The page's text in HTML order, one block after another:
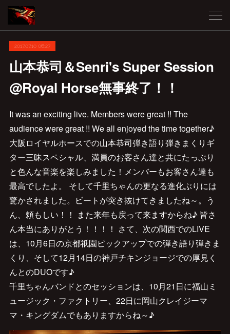
2017.07.10 06:27
山本恭司＆Senri's Super Session
@Royal Horse無事終了！！
It was an exciting live. Members were great !! The
audience were great !! We all enjoyed the time together♪
大阪ロイヤルホースでの山本恭司弾き語り弾きまくりギ
ター三昧スペシャル、満員のお客さん達と共にたっぷり
と色んな音楽を楽しみました！メンバーもお客さん達も
最高でしたよ。 そして千里ちゃんの更なる進化ぶりには
驚かされました。ビートが突き抜けてきましたね～。う
ん、頼もしい！！ また来年も戻って来ますからね♪ 皆さ
ん本当にありがとう！！！！ さて、次の関西でのLIVE
は、10月6日の京都祇園ピックアップでの弾き語り弾きま
くり、そして12月14日の神戸チキンジョージでの厚見く
んとのDUOです♪
千里ちゃんバンドとのセッションは、10月21日に福山ミ
ュージック・ファクトリー、22日に岡山クレイジーマ
マ・キングダムでもありますからね～♪